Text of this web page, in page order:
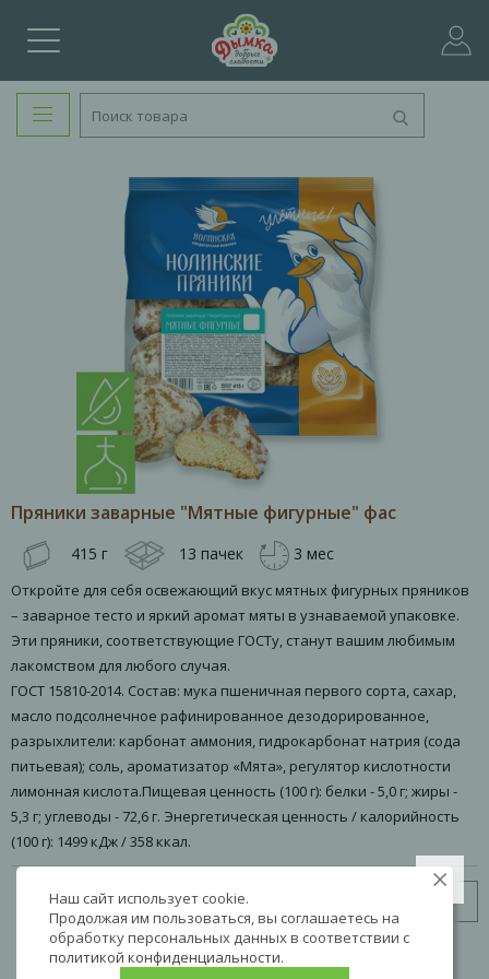
Пряники заварные "Мятные фигурные" фас
415 г 13 пачек 3 мес
Откройте для себя освежающий вкус мятных фигурных пряников
– заварное тесто и яркий аромат мяты в узнаваемой упаковке.
Эти пряники, соответствующие ГОСТу, станут вашим любимым
лакомством для любого случая.
ГОСТ 15810-2014. Состав: мука пшеничная первого сорта, сахар,
масло подсолнечное рафинированное дезодорированное,
разрыхлители: карбонат аммония, гидрокарбонат натрия (сода
питьевая); соль, ароматизатор «Мята», регулятор кислотности
лимонная кислота.Пищевая ценность (100 г): белки - 5,0 г; жиры -
5,3 г; углеводы - 72,6 г. Энергетическая ценность / калорийность
(100 г): 1499 кДж / 358 ккал.
Узнать цену
Наш сайт использует cookie.
Продолжая им пользоваться, вы соглашаетесь на
обработку персональных данных в соответствии с
политикой конфиденциальности.